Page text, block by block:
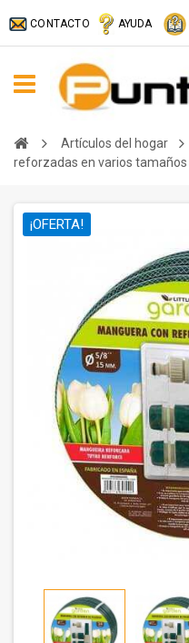
CONTACTO AYUDA
Artículos del hogar
reforzadas en varios tamaños
¡OFERTA!